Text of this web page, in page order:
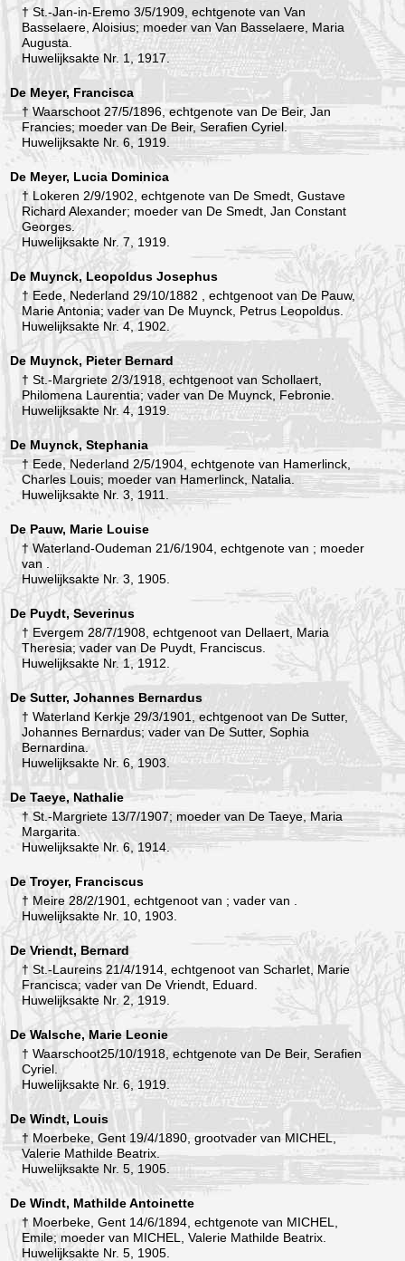
† St.-Jan-in-Eremo 3/5/1909, echtgenote van Van
Basselaere, Aloisius; moeder van Van Basselaere, Maria
Augusta.
Huwelijksakte Nr. 1, 1917.
De Meyer, Francisca
† Waarschoot 27/5/1896, echtgenote van De Beir, Jan
Francies; moeder van De Beir, Serafien Cyriel.
Huwelijksakte Nr. 6, 1919.
De Meyer, Lucia Dominica
† Lokeren 2/9/1902, echtgenote van De Smedt, Gustave
Richard Alexander; moeder van De Smedt, Jan Constant
Georges.
Huwelijksakte Nr. 7, 1919.
De Muynck, Leopoldus Josephus
† Eede, Nederland 29/10/1882 , echtgenoot van De Pauw,
Marie Antonia; vader van De Muynck, Petrus Leopoldus.
Huwelijksakte Nr. 4, 1902.
De Muynck, Pieter Bernard
† St.-Margriete 2/3/1918, echtgenoot van Schollaert,
Philomena Laurentia; vader van De Muynck, Febronie.
Huwelijksakte Nr. 4, 1919.
De Muynck, Stephania
† Eede, Nederland 2/5/1904, echtgenote van Hamerlinck,
Charles Louis; moeder van Hamerlinck, Natalia.
Huwelijksakte Nr. 3, 1911.
De Pauw, Marie Louise
† Waterland-Oudeman 21/6/1904, echtgenote van ; moeder
van .
Huwelijksakte Nr. 3, 1905.
De Puydt, Severinus
† Evergem 28/7/1908, echtgenoot van Dellaert, Maria
Theresia; vader van De Puydt, Franciscus.
Huwelijksakte Nr. 1, 1912.
De Sutter, Johannes Bernardus
† Waterland Kerkje 29/3/1901, echtgenoot van De Sutter,
Johannes Bernardus; vader van De Sutter, Sophia
Bernardina.
Huwelijksakte Nr. 6, 1903.
De Taeye, Nathalie
† St.-Margriete 13/7/1907; moeder van De Taeye, Maria
Margarita.
Huwelijksakte Nr. 6, 1914.
De Troyer, Franciscus
† Meire 28/2/1901, echtgenoot van ; vader van .
Huwelijksakte Nr. 10, 1903.
De Vriendt, Bernard
† St.-Laureins 21/4/1914, echtgenoot van Scharlet, Marie
Francisca; vader van De Vriendt, Eduard.
Huwelijksakte Nr. 2, 1919.
De Walsche, Marie Leonie
† Waarschoot25/10/1918, echtgenote van De Beir, Serafien
Cyriel.
Huwelijksakte Nr. 6, 1919.
De Windt, Louis
† Moerbeke, Gent 19/4/1890, grootvader van MICHEL,
Valerie Mathilde Beatrix.
Huwelijksakte Nr. 5, 1905.
De Windt, Mathilde Antoinette
† Moerbeke, Gent 14/6/1894, echtgenote van MICHEL,
Emile; moeder van MICHEL, Valerie Mathilde Beatrix.
Huwelijksakte Nr. 5, 1905.